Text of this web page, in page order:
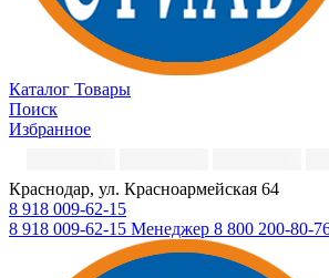
Каталог Товары
Поиск
Избранное
Краснодар, ул. Красноармейская 64
8 918 009-62-15
8 918 009-62-15 Менеджер 8 800 200-80-